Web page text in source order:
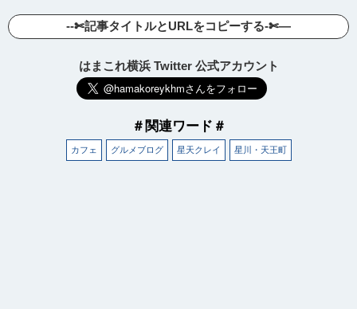
--✄記事タイトルとURLをコピーする-✄—
はまこれ横浜 Twitter 公式アカウント
＃関連ワード＃
カフェ グルメブログ 星天クレイ 星川・天王町